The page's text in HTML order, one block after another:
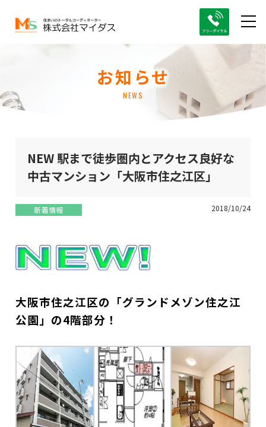
お知らせ
NEWS
NEW 駅まで徒歩圏内とアクセス良好な
中古マンション「大阪市住之江区」
新着情報 2018/10/24
大阪市住之江区の「グランドメゾン住之江
公園」 の4階部分！